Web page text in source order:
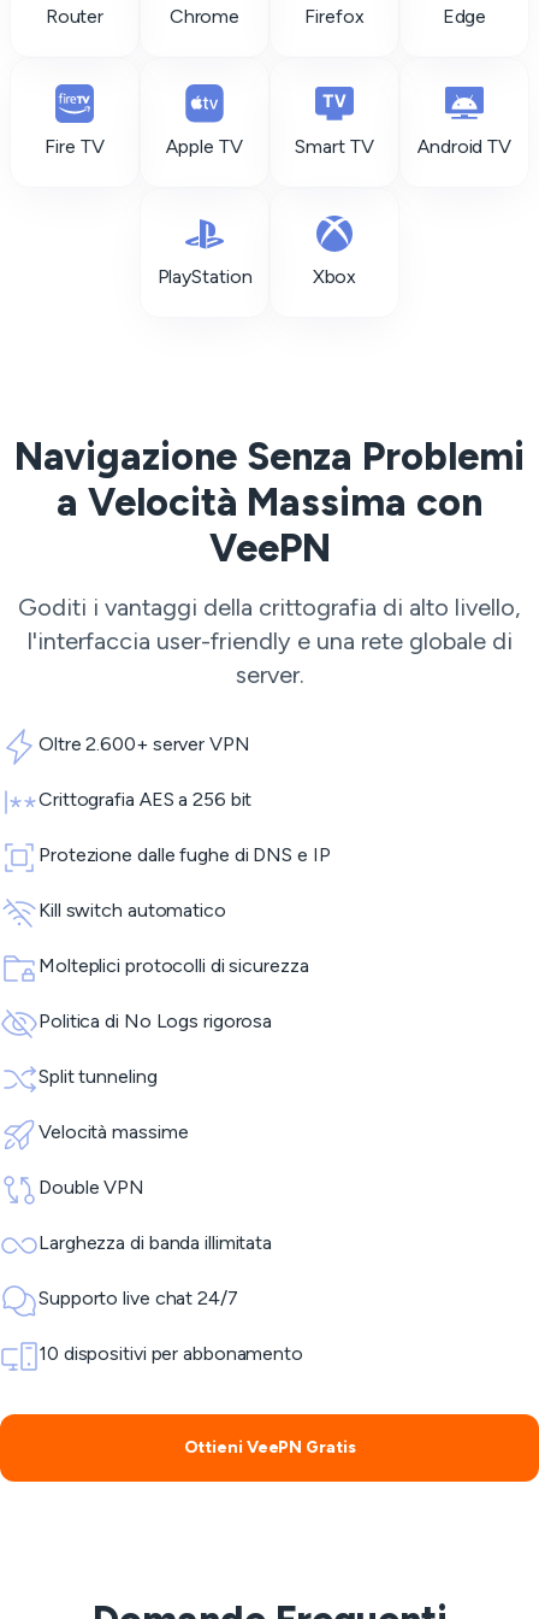
Router Chrome Firefox Edge
Fire TV Apple TV Smart TV Android TV
PlayStation Xbox
Navigazione Senza Problemi
a Velocità Massima con
VeePN
Goditi i vantaggi della crittografia di alto livello,
l'interfaccia user-friendly e una rete globale di
server.
Oltre 2.600+ server VPN
Crittografia AES a 256 bit
Protezione dalle fughe di DNS e IP
Kill switch automatico
Molteplici protocolli di sicurezza
Politica di No Logs rigorosa
Split tunneling
Velocità massime
Double VPN
Larghezza di banda illimitata
Supporto live chat 24/7
10 dispositivi per abbonamento
Ottieni VeePN Gratis